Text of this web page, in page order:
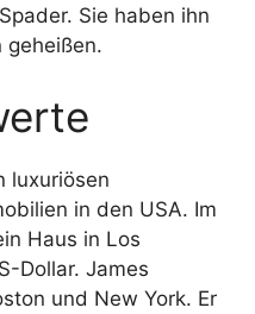
Sie haben ihn
geheißen.
luxuriösen
in den USA. Im
Haus in Los
Dollar. James
und New York. Er